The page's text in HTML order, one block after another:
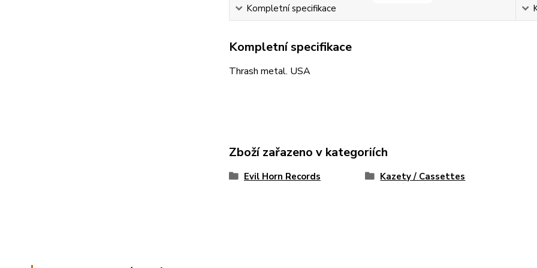
Kompletní specifikace
Kompletní specifikace
Thrash metal. USA
Zboží zařazeno v kategoriích
Evil Horn Records Kazety / Cassettes